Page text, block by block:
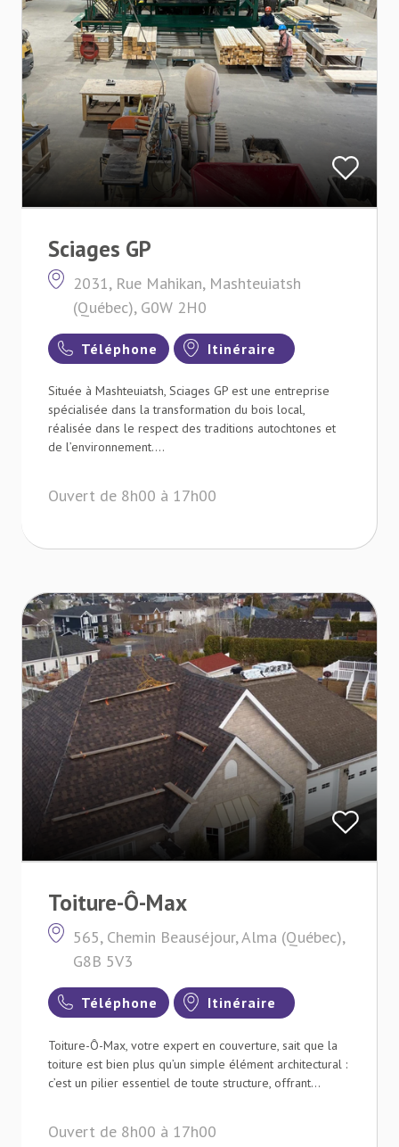
Sciages GP
2031, Rue Mahikan, Mashteuiatsh
(Québec), G0W 2H0
Téléphone Itinéraire
Située à Mashteuiatsh, Sciages GP est une entreprise
spécialisée dans la transformation du bois local,
réalisée dans le respect des traditions autochtones et
de l’environnement....
Ouvert de 8h00 à 17h00
Toiture-Ô-Max
565, Chemin Beauséjour, Alma (Québec),
G8B 5V3
Téléphone Itinéraire
Toiture-Ô-Max, votre expert en couverture, sait que la
toiture est bien plus qu’un simple élément architectural :
c’est un pilier essentiel de toute structure, offrant...
Ouvert de 8h00 à 17h00